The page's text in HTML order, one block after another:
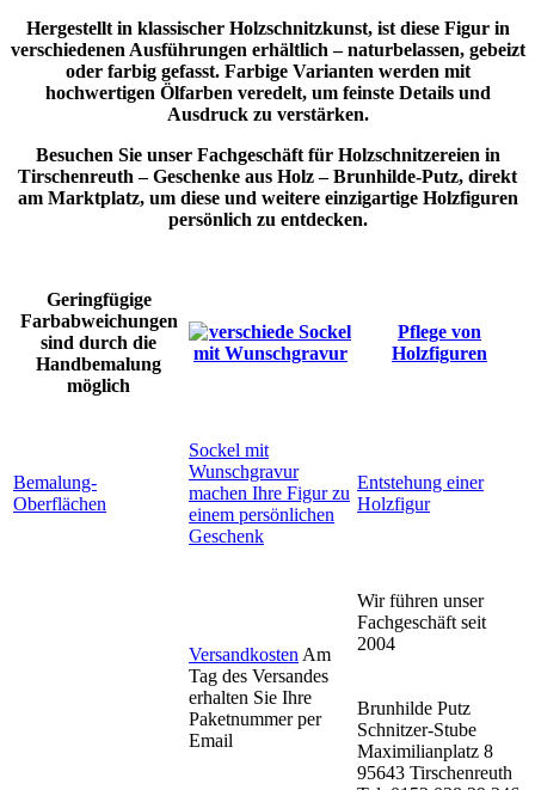
Hergestellt in klassischer Holzschnitzkunst, ist diese Figur in
verschiedenen Ausführungen erhältlich – naturbelassen, gebeizt
oder farbig gefasst. Farbige Varianten werden mit
hochwertigen Ölfarben veredelt, um feinste Details und
Ausdruck zu verstärken.
Besuchen Sie unser Fachgeschäft für Holzschnitzereien in
Tirschenreuth – Geschenke aus Holz – Brunhilde-Putz, direkt
am Marktplatz, um diese und weitere einzigartige Holzfiguren
persönlich zu entdecken.
Geringfügige
Farbabweichungen
sind durch die
Handbemalung
möglich
Pflege von
Holzfiguren
Bemalung-
Oberflächen
Sockel mit
Wunschgravur
machen Ihre Figur zu
einem persönlichen
Geschenk
Entstehung einer
Holzfigur
Versandkosten Am
Tag des Versandes
erhalten Sie Ihre
Paketnummer per
Email
Wir führen unser
Fachgeschäft seit
2004
Brunhilde Putz
Schnitzer-Stube
Maximilianplatz 8
95643 Tirschenreuth